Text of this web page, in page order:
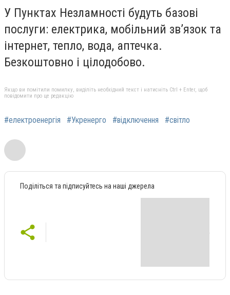
У Пунктах Незламності будуть базові
послуги: електрика, мобільний зв’язок та
інтернет, тепло, вода, аптечка.
Безкоштовно і цілодобово.
Якщо ви помітили помилку, виділіть необхідний текст і натисніть Ctrl + Enter, щоб
повідомити про це редакцію
#електроенергія #Укренерго #відключення #світло
Поділіться та підписуйтесь на наші джерела